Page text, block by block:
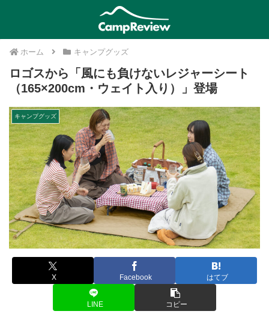
ホーム キャンプグッズ
ロゴスから「風にも負けないレジャーシート
（165×200cm・ウェイト入り）」登場
キャンプグッズ
X Facebook はてブ
LINE コピー